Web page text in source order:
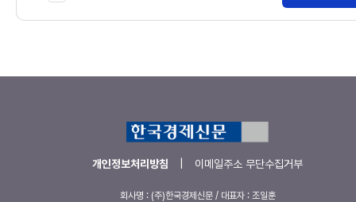
개인정보처리방침 이메일주소 무단수집거부
회사명 : (주)한국경제신문 / 대표자 : 조일훈